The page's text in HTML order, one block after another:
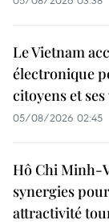
Le Vietnam
électronique
citoyens et
05/08/2026 02:45
Hô Chi Minh-
synergies
attractivité